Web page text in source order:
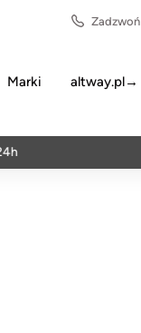
Zadzwoń
Marki altway.pl→